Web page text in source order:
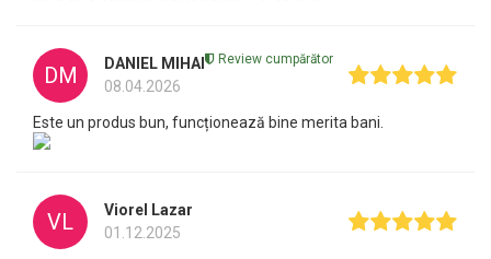
DM
DANIEL MIHAI
08.04.2026
Review cumpărător
Este un produs bun, funcționează bine merita bani.
VL
Viorel Lazar
01.12.2025